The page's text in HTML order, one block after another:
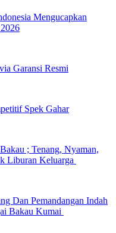
Mengucapkan
Garansi Resmi
Spek Gahar
; Tenang, Nyaman,
Liburan Keluarga
Dan Pemandangan Indah
Bakau Kumai